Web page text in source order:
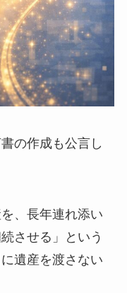
の作成も公言し
、長年連れ添い
させる」という
遺産を渡さない